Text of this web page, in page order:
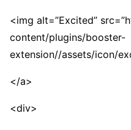
<img alt=”Excited”
content/plugins/booster-
extension//assets/icon/
</a>
<div>